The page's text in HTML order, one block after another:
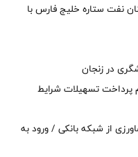
کارکنان نفت ستاره خلیج فارس با
در زنجان
تسهیلات شرایط
از شبکه بانکی / ورود به